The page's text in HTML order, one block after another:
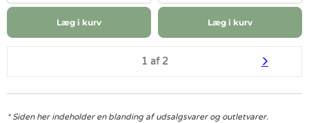
Læg i kurv Læg i kurv
1 af 2
* Siden her indeholder en blanding af udsalgsvarer og outletvarer.